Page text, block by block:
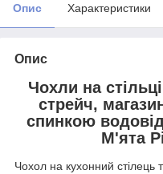
Опис Характеристики
Опис
Чохли на
стрейч,
спинкою
М'ята
Чохол на кухонний